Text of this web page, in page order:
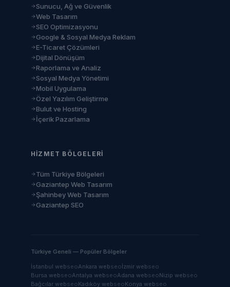
Sunucu, Ağ ve Güvenlik
Web Tasarım
SEO Optimizasyonu
Google & Sosyal Medya Reklam
E-Ticaret Çözümleri
Dijital Dönüşüm
Raporlama ve Analiz
Sosyal Medya Yönetimi
Mobil Uygulama
Özel Yazılım Geliştirme
Bulut ve Hosting
İçerik Pazarlama
HIZMET BÖLGELERI
Tüm Türkiye Bölgeleri
Gaziantep Web Tasarım
Şahinbey Web Tasarım
Gaziantep SEO
Türkiye Geneli — Popüler Bölgeler
İstanbul webseoAnkara webseoİzmir webseo
Bursa webseoAntalya webseoAdana webseoNizip webseo
Bağcılar webseoKadıköy webseoKonya webseo